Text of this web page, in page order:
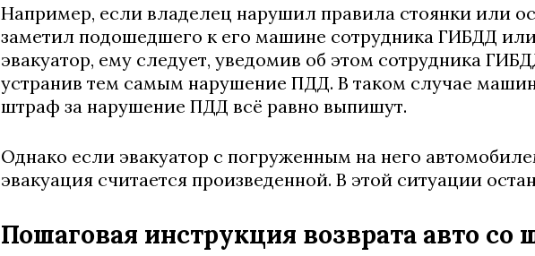
Например, если владелец нарушил правила стоянки или
заметил подошедшего к его машине сотрудника ГИБДД
эвакуатор, ему следует, уведомив об этом сотрудника
устранив тем самым нарушение ПДД. В таком случае
штраф за нарушение ПДД всё равно выпишут.
Однако если эвакуатор с погруженным на него
эвакуация считается произведенной. В этой ситуации
Пошаговая инструкция возврата авто со